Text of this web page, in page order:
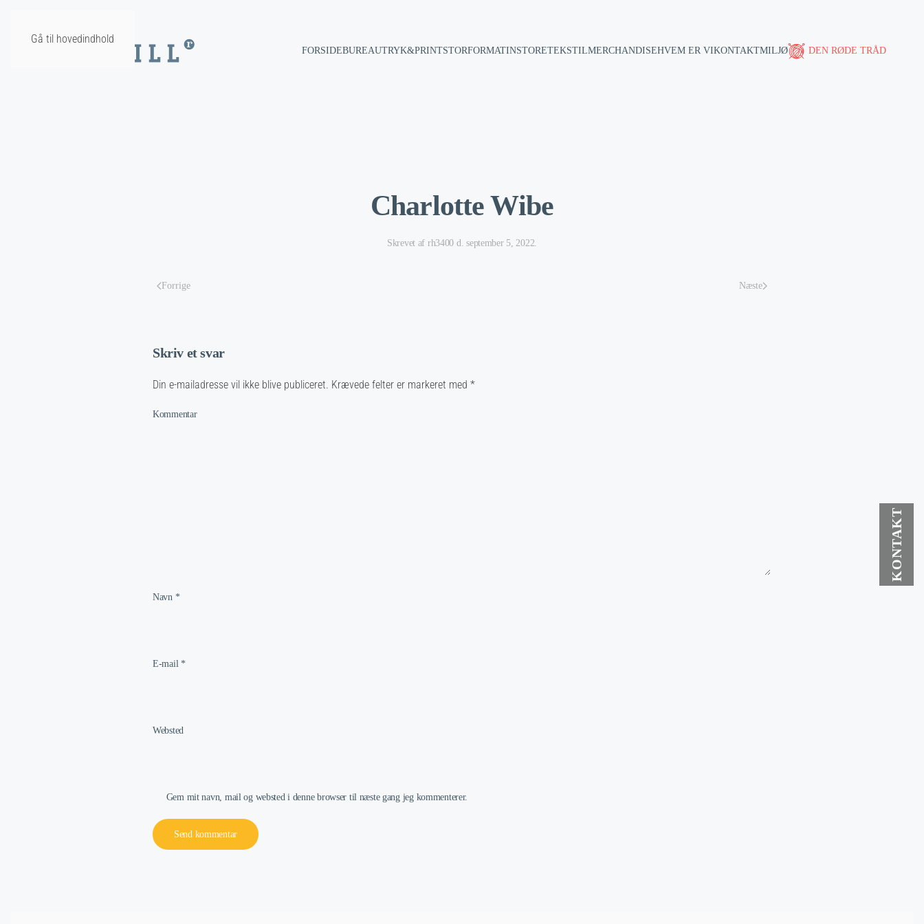
Gå til hovedindhold
FORSIDEBUREAUTRYK&PRINTSTORFORMATINSTORETEKSTILMERCHANDISEHVEM ER VIKONTAKTMILJØ DEN RØDE TRÅD
Charlotte Wibe
Skrevet af rh3400 d.september 5, 2022
Forrige Næste
Skriv et svar
Din e-mailadresse vil ikke blive publiceret. Krævede felter er markeret med *
Kommentar
Navn *
E-mail *
Websted
Gem mit navn, mail og websted i denne browser til næste gang jeg kommenterer.
Send kommentar